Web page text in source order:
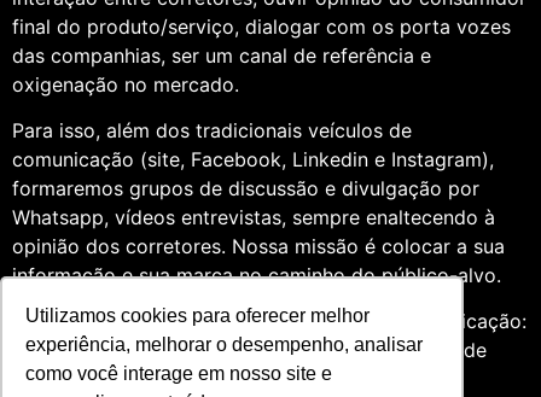
Utilizamos cookies para oferecer melhor
experiência, melhorar o desempenho, analisar
como você interage em nosso site e
final do produto/serviço, dialogar com os porta vozes
das companhias, ser um canal de referência e
oxigenação no mercado.
Para isso, além dos tradicionais veículos de
comunicação (site, Facebook, Linkedin e Instagram),
formaremos grupos de discussão e divulgação por
Whatsapp, vídeos entrevistas, sempre enaltecendo à
opinião dos corretores. Nossa missão é colocar a sua
informação e sua marca no caminho do público-alvo.
Somos profissionais formados na área de comunicação:
Jornalismo e Relações Públicas. Assim, por meio de
uma análise de quatro anos do setor de seguros,